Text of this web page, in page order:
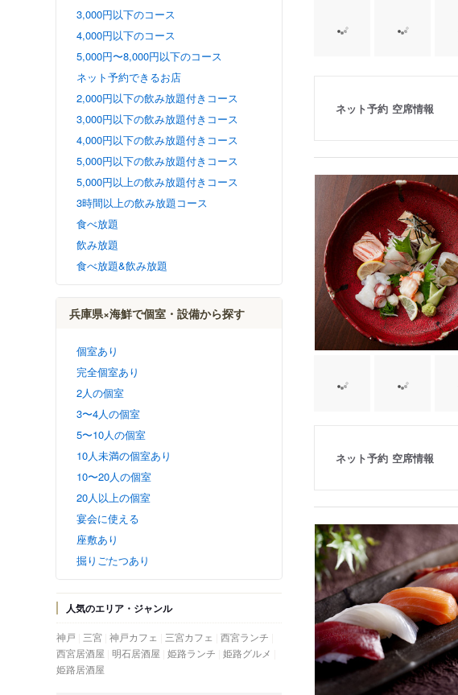
3,000円以下のコース
4,000円以下のコース
5,000円〜8,000円以下のコース
ネット予約できるお店
2,000円以下の飲み放題付きコース
3,000円以下の飲み放題付きコース
4,000円以下の飲み放題付きコース
5,000円以下の飲み放題付きコース
5,000円以上の飲み放題付きコース
3時間以上の飲み放題コース
食べ放題
飲み放題
食べ放題&飲み放題
兵庫県×海鮮で個室・設備から探す
個室あり
完全個室あり
2人の個室
3〜4人の個室
5〜10人の個室
10人未満の個室あり
10〜20人の個室
20人以上の個室
宴会に使える
座敷あり
掘りごたつあり
人気のエリア・ジャンル
神戸 三宮 神戸カフェ 三宮カフェ
西宮ランチ
西宮居酒屋 明石居酒屋 姫路ランチ 姫路グルメ
姫路居酒屋
ネット予約 空席情報
ネット予約 空席情報